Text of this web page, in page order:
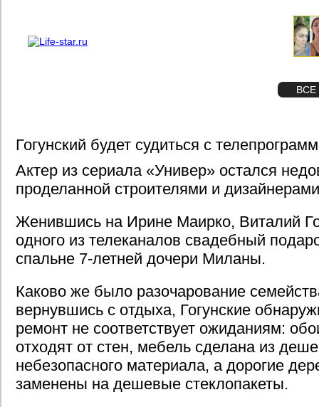
ВСЕ
Гогунский будет судиться с
Актер из сериала «Универ» остался
проделанной строителями и
Женившись на Ирине Маирко, Виталий
одного из телеканалов свадебный
спальне 7-летней дочери Миланы.
Каково же было разочарование
вернувшись с отдыха, Гогунские
ремонт не соответствует ожиданиям:
отходят от стен, мебель сделана из
небезопасного материала, а дорогие
заменены на дешевые стеклопакеты.